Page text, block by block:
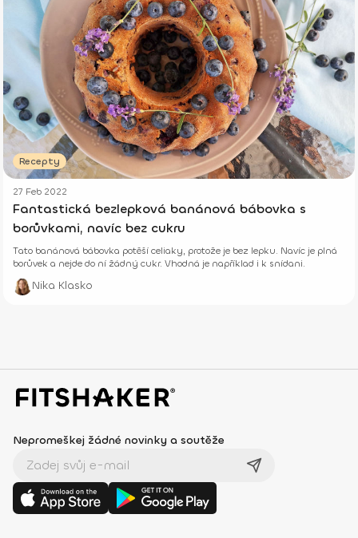
Recepty
27 Feb 2022
Fantastická bezlepková banánová bábovka s
borůvkami, navíc bez cukru
Tato banánová bábovka potěší celiaky, protože je bez lepku. Navíc je plná
borůvek a nejde do ní žádný cukr. Vhodná je například i k snídani.
Nika Klasko
Nepromeškej žádné novinky a soutěže